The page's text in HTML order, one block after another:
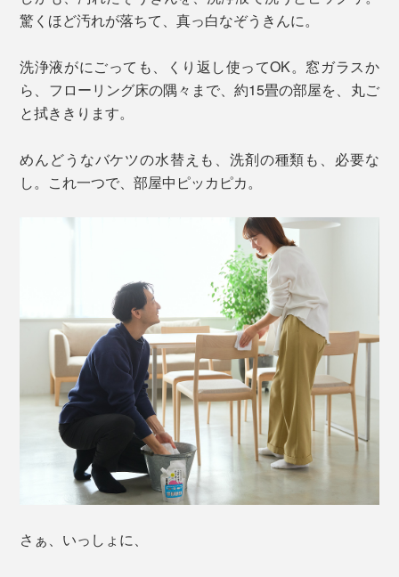
驚くほど汚れが落ちて、真っ白なぞうきんに。
洗浄液がにごっても、くり返し使ってOK。窓ガラスか
ら、フローリング床の隅々まで、約15畳の部屋を、丸ご
と拭ききります。
めんどうなバケツの水替えも、洗剤の種類も、必要な
し。これ一つで、部屋中ピッカピカ。
さぁ、いっしょに、